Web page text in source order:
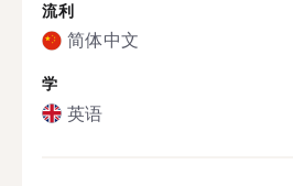
流利
简体中文
学
英语